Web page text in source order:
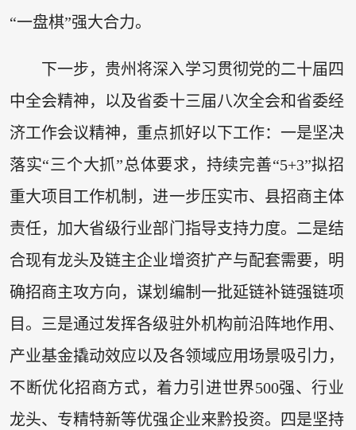
“一盘棋”强大合力。
下一步，贵州将深入学习贯彻党的二十届四
中全会精神，以及省委十三届八次全会和省委经
济工作会议精神，重点抓好以下工作：一是坚决
落实“三个大抓”总体要求，持续完善“5+3”拟招
重大项目工作机制，进一步压实市、县招商主体
责任，加大省级行业部门指导支持力度。二是结
合现有龙头及链主企业增资扩产与配套需要，明
确招商主攻方向，谋划编制一批延链补链强链项
目。三是通过发挥各级驻外机构前沿阵地作用、
产业基金撬动效应以及各领域应用场景吸引力，
不断优化招商方式，着力引进世界500强、行业
龙头、专精特新等优强企业来黔投资。四是坚持